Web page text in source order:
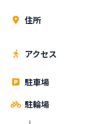
住所
アクセス
駐車場
駐輪場